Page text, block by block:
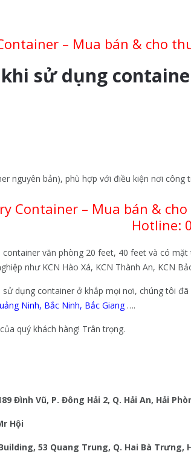
– Mua bán & cho
sử dụng
nguyên bản), phù hợp với điều kiện nơi công
Container – Mua bán &
Hotline:
văn phòng 20 feet, 40 feet và có
như KCN Hào Xá, KCN Thành An, KCN
dụng container ở khắp mọi nơi, chúng tôi
Ninh, Bắc Ninh, Bắc Giang….
quý khách hàng! Trân trọng.
Đình Vũ, P. Đông Hải 2, Q. Hải An, Hải
Hội
53 Quang Trung, Q. Hai Bà Trưng,